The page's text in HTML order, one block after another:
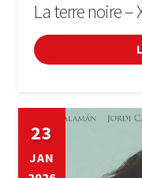
La terre noire –
23
JAN